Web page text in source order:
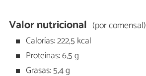
Valor nutricional (por comensal)
Calorías: 222,5 kcal
Proteínas: 6,5 g
Grasas: 5,4 g